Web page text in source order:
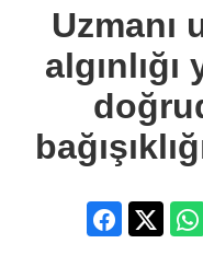
Uzmanı